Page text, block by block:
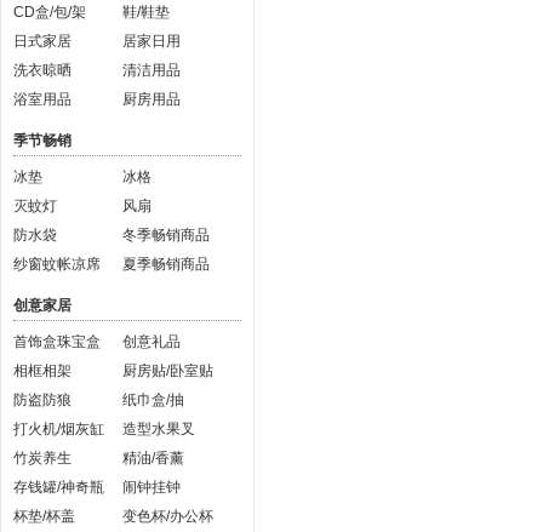
CD盒/包/架
鞋/鞋垫
日式家居
居家日用
洗衣晾晒
清洁用品
浴室用品
厨房用品
季节畅销
冰垫
冰格
灭蚊灯
风扇
防水袋
冬季畅销商品
纱窗蚊帐凉席
夏季畅销商品
创意家居
首饰盒珠宝盒
创意礼品
相框相架
厨房贴/卧室贴
防盗防狼
纸巾盒/抽
打火机/烟灰缸
造型水果叉
竹炭养生
精油/香薰
存钱罐/神奇瓶
闹钟挂钟
杯垫/杯盖
变色杯/办公杯